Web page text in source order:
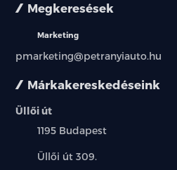
Márkakereskedéseink
Üllői út
Település:
1195 Budapest
Cím:
Üllői út 309.
Megkeresések
Marketing
pmarketing@petranyiauto.hu